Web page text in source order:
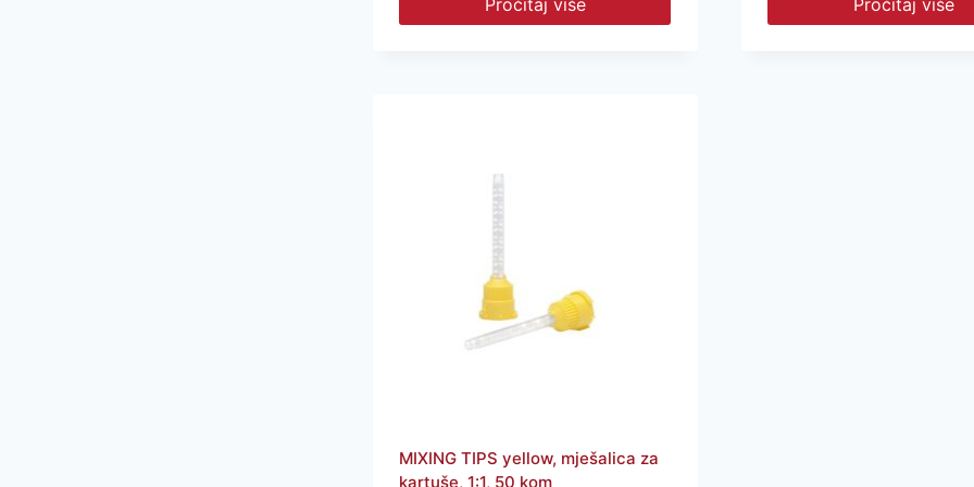
Pročitaj više Pročitaj više
MIXING TIPS yellow, mješalica za
kartuše, 1:1, 50 kom